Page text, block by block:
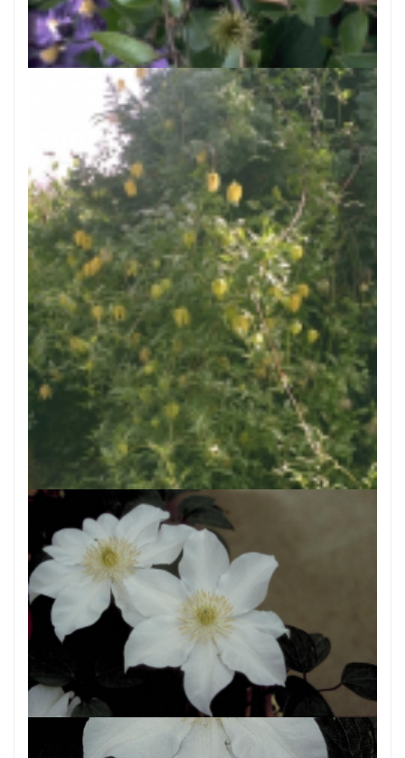
Clematis
Clematis 'Durandii'
Clematis
Clematis tangutica